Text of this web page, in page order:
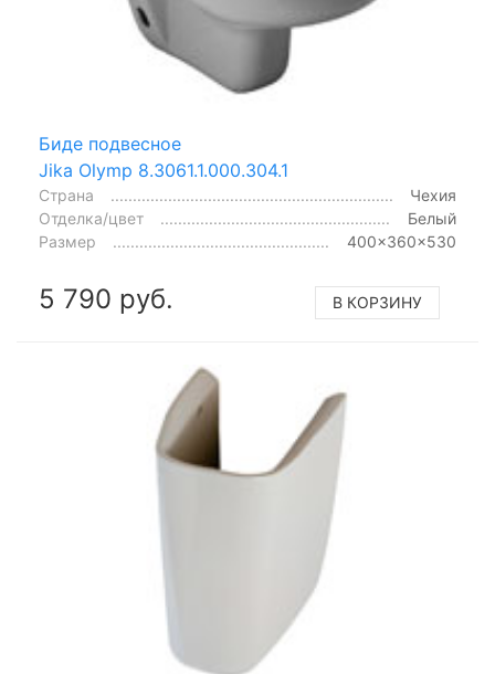
Биде подвесное
Jika Olymp 8.3061.1.000.304.1
Страна
Чехия
Отделка/цвет
Белый
Размер
400x360x530
5 790 руб. В КОРЗИНУ